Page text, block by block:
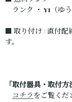
ランク ・ Y1（
■ 取り付け / 直付配
す。
「取付器具・取付方
コチラをご覧くだ